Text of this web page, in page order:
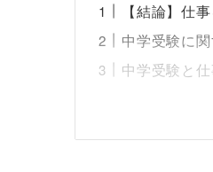
【結論】仕
中学受験に
中学受験と